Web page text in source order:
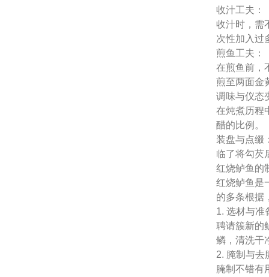
收汁工夫：
收汁时，需
次性加入过
煎鱼工夫：
在煎鱼前，
煎至两面金
调味与仪态
在炖煮历程
醋的比例。
装盘与点缀
临了将勾芡
红烧鲈鱼的
红烧鲈鱼是
的多条根据
1. 选材与准
聘请簇新的
鳞，清洗干
2. 腌制与去
腌制不错有